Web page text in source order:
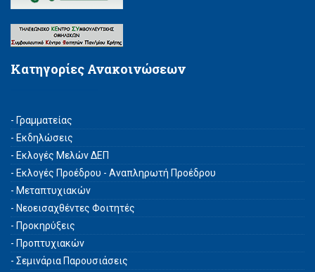
Κατηγορίες Ανακοινώσεων
- Γραμματείας
- Εκδηλώσεις
- Εκλογές Μελών ΔΕΠ
- Εκλογές Προέδρου - Αναπληρωτή Προέδρου
- Μεταπτυχιακών
- Νεοεισαχθέντες Φοιτητές
- Προκηρύξεις
- Προπτυχιακών
- Σεμινάρια Παρουσιάσεις